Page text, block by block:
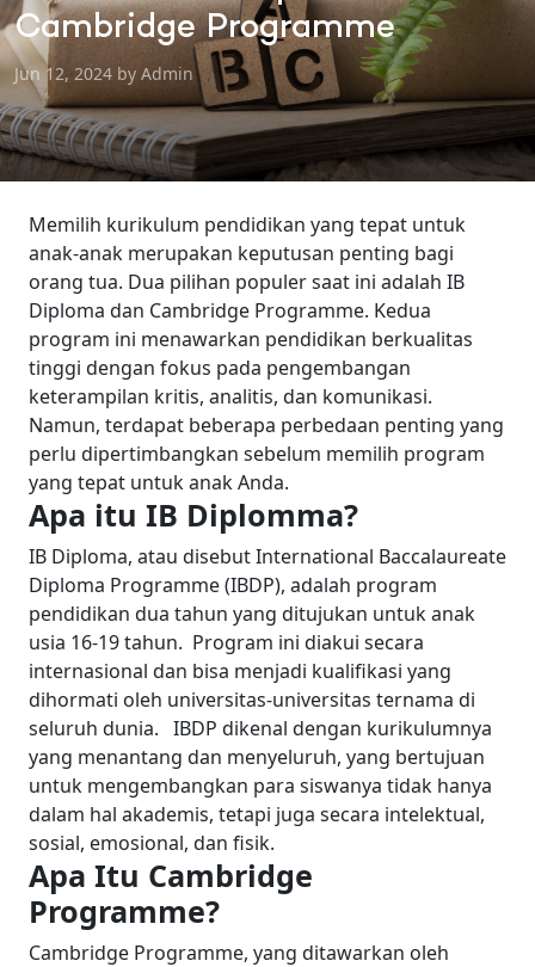
Cambridge Programme
Jun 12, 2024 by Admin
Memilih kurikulum pendidikan yang tepat untuk
anak-anak merupakan keputusan penting bagi
orang tua. Dua pilihan populer saat ini adalah IB
Diploma dan Cambridge Programme. Kedua
program ini menawarkan pendidikan berkualitas
tinggi dengan fokus pada pengembangan
keterampilan kritis, analitis, dan komunikasi.
Namun, terdapat beberapa perbedaan penting yang
perlu dipertimbangkan sebelum memilih program
yang tepat untuk anak Anda.
Apa itu IB Diplomma?
IB Diploma, atau disebut International Baccalaureate
Diploma Programme (IBDP), adalah program
pendidikan dua tahun yang ditujukan untuk anak
usia 16-19 tahun. Program ini diakui secara
internasional dan bisa menjadi kualifikasi yang
dihormati oleh universitas-universitas ternama di
seluruh dunia. IBDP dikenal dengan kurikulumnya
yang menantang dan menyeluruh, yang bertujuan
untuk mengembangkan para siswanya tidak hanya
dalam hal akademis, tetapi juga secara intelektual,
sosial, emosional, dan fisik.
Apa Itu Cambridge
Programme?
Cambridge Programme, yang ditawarkan oleh